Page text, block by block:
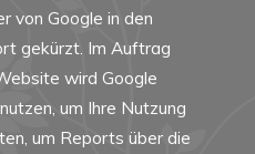
von Google in den
gekürzt. Im Auftrag
wird Google
um Ihre Nutzung
um Reports über die